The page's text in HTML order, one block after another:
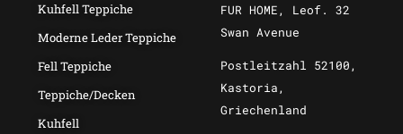
Kuhfell Teppiche
Moderne Leder Teppiche
Fell Teppiche
Teppiche/Decken
Kuhfell
FUR HOME, Leof. 32
Swan Avenue
Postleitzahl 52100,
Kastoria,
Griechenland